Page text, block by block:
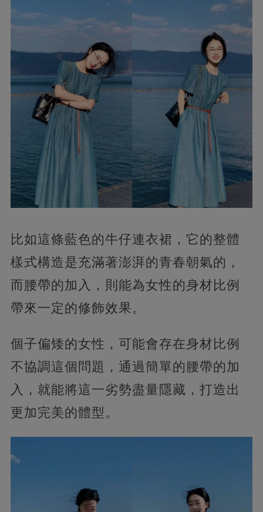
比如這條藍色的牛仔連衣裙，它的整體
樣式構造是充滿著澎湃的青春朝氣的，
而腰帶的加入，則能為女性的身材比例
帶來一定的修飾效果。
個子偏矮的女性，可能會存在身材比例
不協調這個問題，通過簡單的腰帶的加
入，就能將這一劣勢盡量隱藏，打造出
更加完美的體型。